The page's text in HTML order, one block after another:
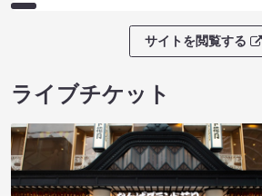
サイトを閲覧する
ライブチケット